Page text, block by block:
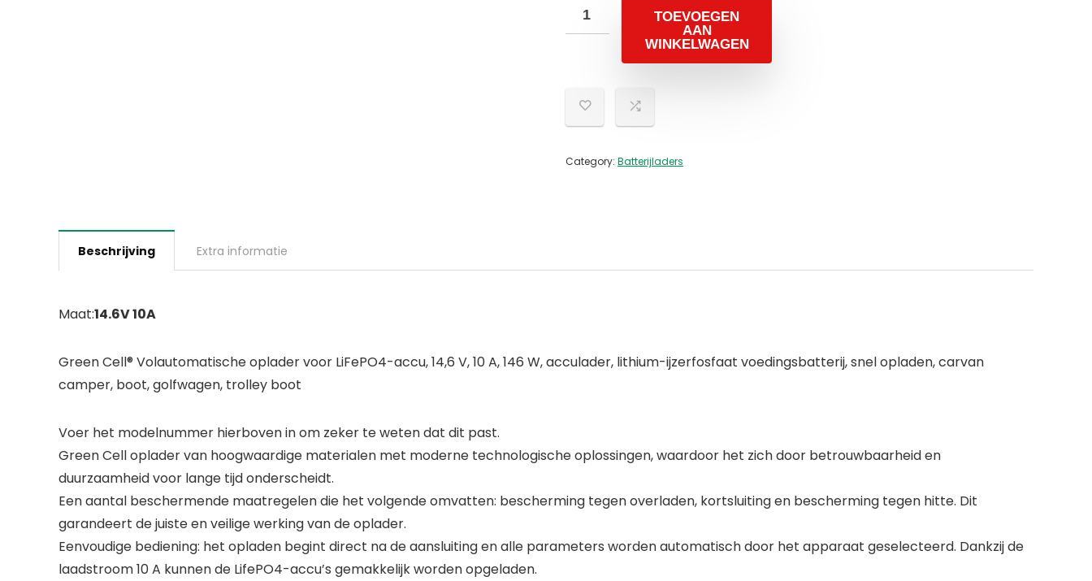
TOEVOEGEN
AAN
WINKELWAGEN
Category: Batterijladers
Beschrijving Extra informatie
Maat:14.6V 10A
Green Cell® Volautomatische oplader voor LiFePO4-accu, 14,6 V, 10 A, 146 W, acculader, lithium-ijzerfosfaat voedingsbatterij, snel opladen, carvan
camper, boot, golfwagen, trolley boot
Voer het modelnummer hierboven in om zeker te weten dat dit past.
Green Cell oplader van hoogwaardige materialen met moderne technologische oplossingen, waardoor het zich door betrouwbaarheid en
duurzaamheid voor lange tijd onderscheidt.
Een aantal beschermende maatregelen die het volgende omvatten: bescherming tegen overladen, kortsluiting en bescherming tegen hitte. Dit
garandeert de juiste en veilige werking van de oplader.
Eenvoudige bediening: het opladen begint direct na de aansluiting en alle parameters worden automatisch door het apparaat geselecteerd. Dankzij de
laadstroom 10 A kunnen de LifePO4-accu’s gemakkelijk worden opgeladen.